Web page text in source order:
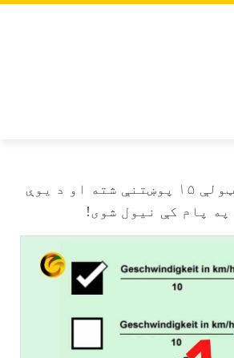
په دې برخه کې ټولې ۱۵ پوښتنې شته او د یوې
پام کې نیول شوی!